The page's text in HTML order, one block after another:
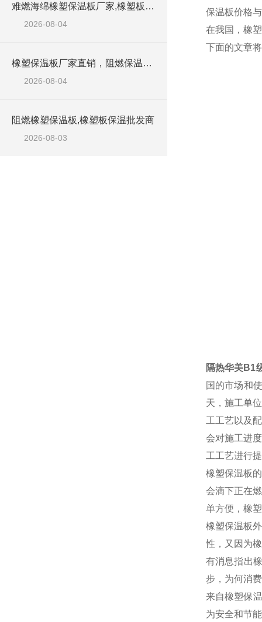
难燃海绵橡塑保温板厂家,橡塑板阻燃保温棉
2026-08-04
橡塑保温板厂家直销，阻燃保温橡塑板材
2026-08-04
阻燃橡塑保温板,橡塑板保温批发商
2026-08-03
保温板价格
在我国，橡
下面的文章
隔热华美B1
国的市场和
天，施工单
工工艺以及
会对施工进
工工艺进行
橡塑保温板
会滴下正在
单方便，橡
橡塑保温板
性，又因为
有消息指出
步，为何消
来自橡塑保
为安全和节